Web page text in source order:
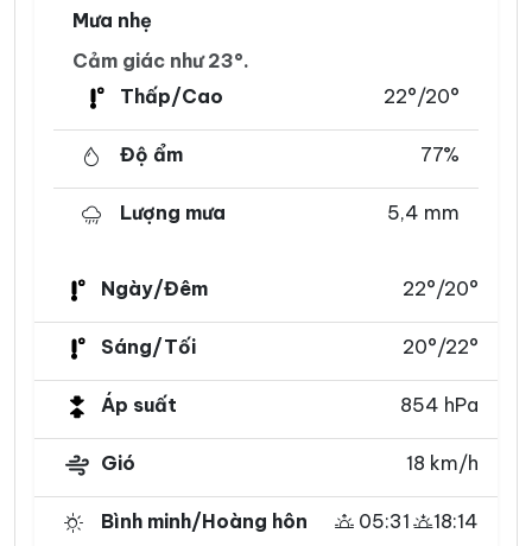
Mưa nhẹ
Cảm giác như 23°.
Thấp/Cao
22°/20°
Độ ẩm 77%
Lượng mưa 5,4 mm
Ngày/Đêm 22°/20°
Sáng/Tối 20°/22°
Áp suất 854 hPa
Gió 18 km/h
Bình minh/Hoàng hôn 05:31 18:14